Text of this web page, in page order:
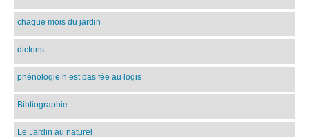
chaque mois du jardin
dictons
phénologie n’est pas fée au logis
Bibliographie
Le Jardin au naturel